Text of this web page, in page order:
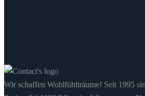
Wir schaffen Wohlfühlträume! Seit 1995